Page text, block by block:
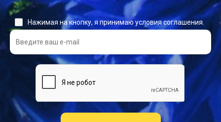
Нажимая на кнопку, я принимаю условия соглашения.